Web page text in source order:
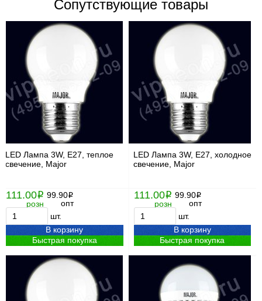
Сопутствующие товары
LED Лампа 3W, Е27, теплое
свечение, Major
111.00i
розн
99.90i
опт
шт.
В корзину
Быстрая покупка
LED Лампа 3W, Е27, холодное
свечение, Major
111.00i
розн
99.90i
опт
шт.
В корзину
Быстрая покупка